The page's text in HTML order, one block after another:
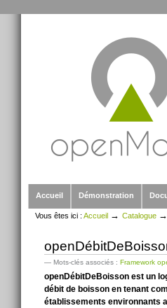
Accueil
Démonstration
Vous êtes ici : Accueil → Catalogue →
— Mots-clés associés : Framework
openDébitDeBoisson est un
débit de boisson en tenant
établissements environnants